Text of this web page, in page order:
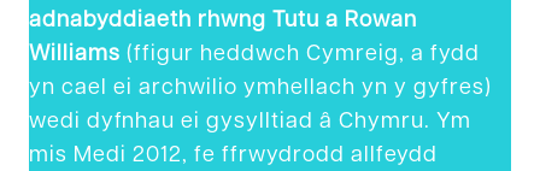
adnabyddiaeth rhwng Tutu a Rowan
Williams (ffigur heddwch Cymreig, a fydd
yn cael ei archwilio ymhellach yn y gyfres)
wedi dyfnhau ei gysylltiad â Chymru. Ym
mis Medi 2012, fe ffrwydrodd allfeydd